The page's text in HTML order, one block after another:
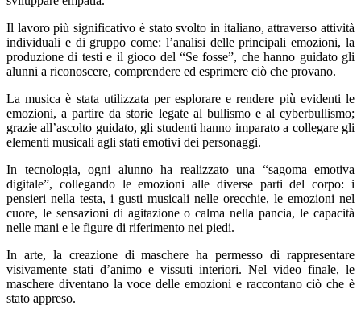
Il lavoro più significativo è stato svolto in italiano, attraverso attività
individuali e di gruppo come: l’analisi delle principali emozioni, la
produzione di testi e il gioco del “Se fosse”, che hanno guidato gli
alunni a riconoscere, comprendere ed esprimere ciò che provano.
La musica è stata utilizzata per esplorare e rendere più evidenti le
emozioni, a partire da storie legate al bullismo e al cyberbullismo;
grazie all’ascolto guidato, gli studenti hanno imparato a collegare gli
elementi musicali agli stati emotivi dei personaggi.
In tecnologia, ogni alunno ha realizzato una “sagoma emotiva
digitale”, collegando le emozioni alle diverse parti del corpo: i
pensieri nella testa, i gusti musicali nelle orecchie, le emozioni nel
cuore, le sensazioni di agitazione o calma nella pancia, le capacità
nelle mani e le figure di riferimento nei piedi.
In arte, la creazione di maschere ha permesso di rappresentare
visivamente stati d’animo e vissuti interiori. Nel video finale, le
maschere diventano la voce delle emozioni e raccontano ciò che è
stato appreso.